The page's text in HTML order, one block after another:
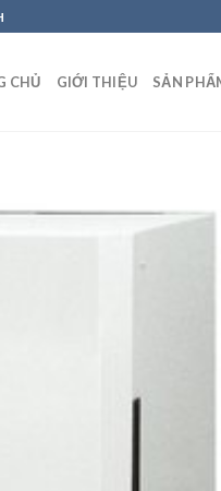
CHỦ GIỚI THIỆU SẢN